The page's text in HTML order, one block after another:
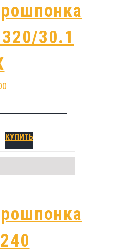
30.1
КУПИТЬ